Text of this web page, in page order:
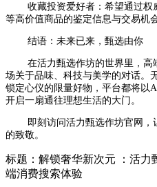
收藏投资爱好者：希望通过
等高价值商品的鉴定信息与交易机会
结语：未来已来，甄选由你
在活力甄选作坊的世界里，
场关于品味、科技与美学的对话。
锁定心仪的限量好物，平台都将以
开启一扇通往理想生活的大门。
即刻访问活力甄选作坊官网
的致敬。
标题：解锁奢华新次元 ：活
端消费搜索体验